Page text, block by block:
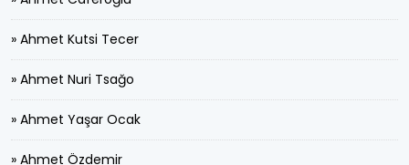
» Ahmet Kutsi Tecer
» Ahmet Nuri Tsağo
» Ahmet Yaşar Ocak
» Ahmet Özdemir